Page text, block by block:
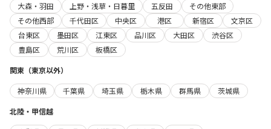
大森・羽田
上野・浅草・日暮里 五反田
その他東部
その他西部
千代田区 中央区 港区 新宿区
文京区
台東区
墨田区 江東区 品川区 大田区
渋谷区
豊島区
荒川区
板橋区
関東（東京以外）
神奈川県
千葉県 埼玉県 栃木県 群馬県
茨城県
北陸・甲信越